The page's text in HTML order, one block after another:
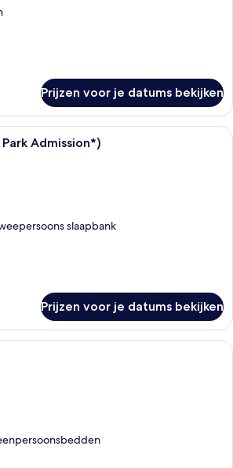
Prijzen voor je datums bekijken
Een hotelkamer met een bed, een
Admission*)
slaapbank
Prijzen voor je datums bekijken
Hotelkamer met een groot bed, een